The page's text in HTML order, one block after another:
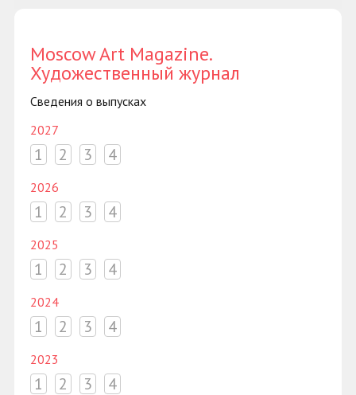
Moscow Art Magazine.
Художественный журнал
Сведения о выпусках
2027
1 2 3 4
2026
1 2 3 4
2025
1 2 3 4
2024
1 2 3 4
2023
1 2 3 4